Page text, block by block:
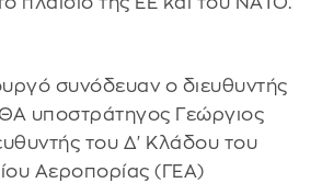
συνόδευαν ο διευθυντής
υποστράτηγος Γεώργιος
του Δ' Κλάδου του
Αεροπορίας (ΓΕΑ)